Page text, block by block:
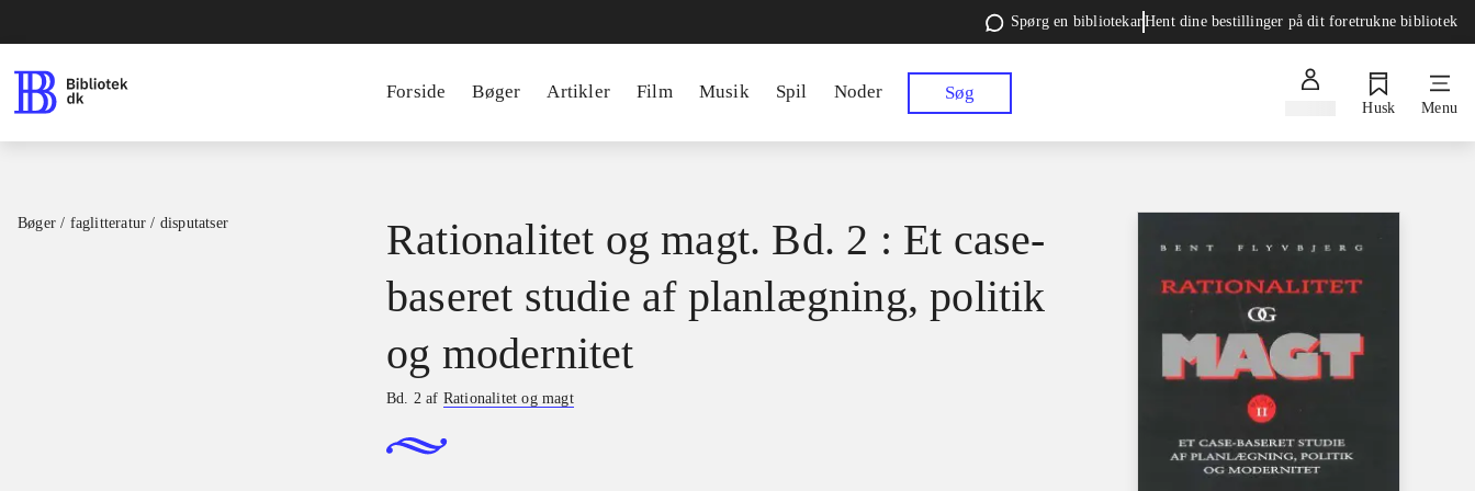
Spørg en bibliotekarHent dine bestillinger på dit foretrukne bibliotek
Forside Bøger Artikler Film Musik Spil Noder Søg
Husk Menu
Bøger / faglitteratur / disputatser
Rationalitet og magt. Bd. 2 : Et case-
baseret studie af planlægning, politik
og modernitet
Bd. 2 af Rationalitet og magt